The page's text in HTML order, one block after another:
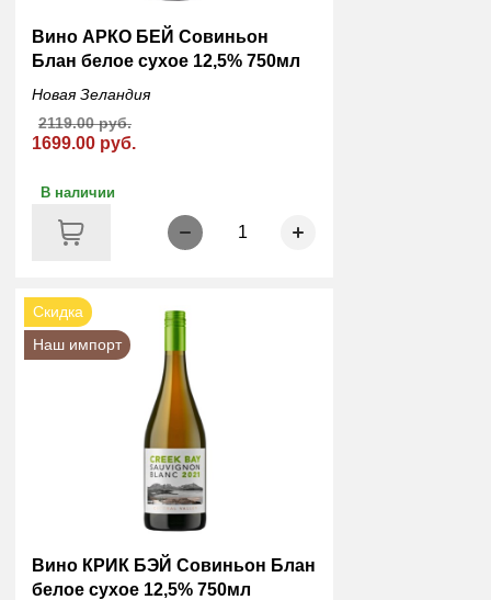
Вино АРКО БЕЙ Совиньон
Блан белое сухое 12,5% 750мл
Новая Зеландия
1699.00 руб.
2119.00 руб.
В наличии
1
Скидка
Наш импорт
Вино КРИК БЭЙ Совиньон Блан
белое сухое 12,5% 750мл